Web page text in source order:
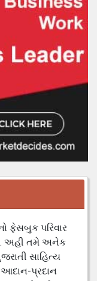
ફેસબુક પરિવાર
અહી તમે અનેક
સાહિત્ય
આદાન-પ્રદાન